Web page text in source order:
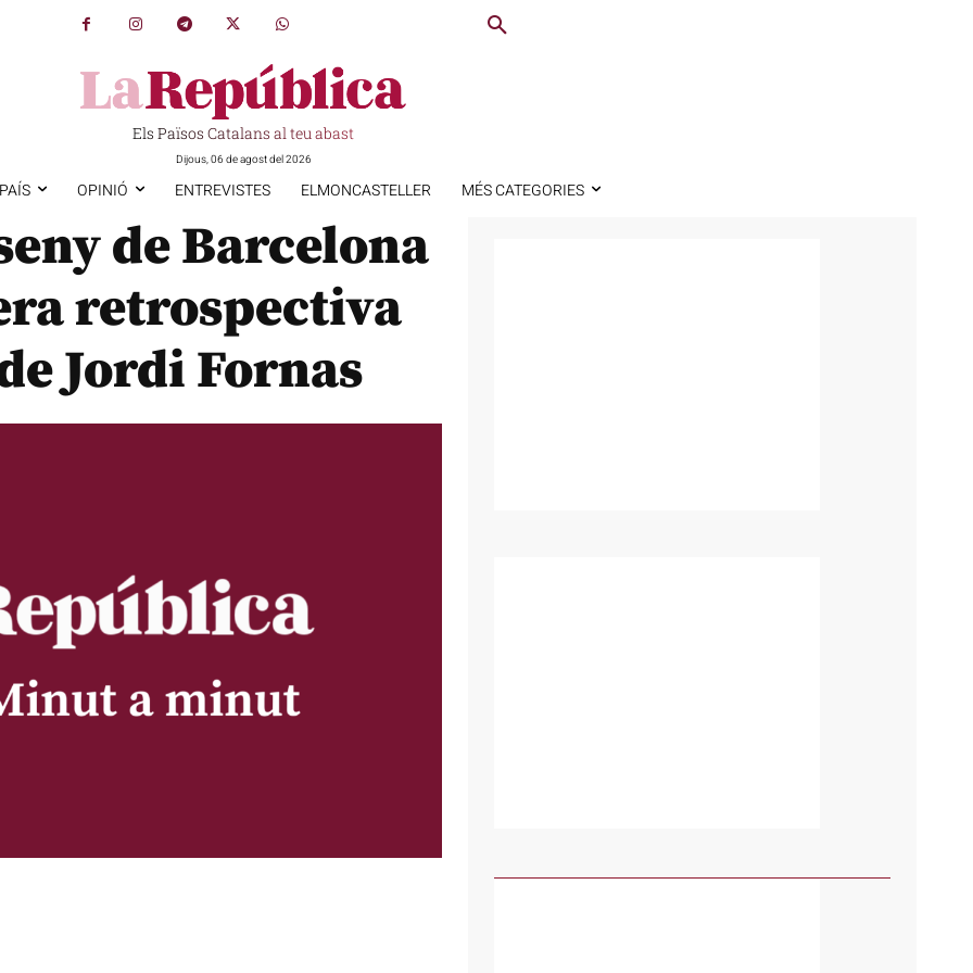
Els Països Catalans al teu abast
Dijous, 06 de agost del 2026
OPINIÓ ENTREVISTES ELMONCASTELLER MÉS CATEGORIES
de Barcelona
retrospectiva
Jordi Fornas